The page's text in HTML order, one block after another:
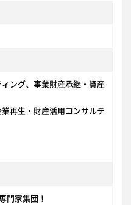
ング、事業財産承継・資産
再生・財産活用コンサルテ
門家集団！